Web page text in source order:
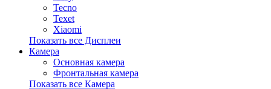
Tecno
Texet
Xiaomi
Показать все Дисплеи
Камера
Основная камера
Фронтальная камера
Показать все Камера